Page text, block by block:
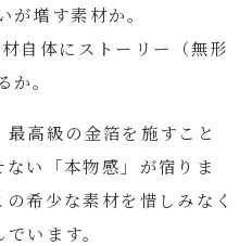
が増す素材か。
自体にストーリー（無形
。
高級の金箔を施すこと
い「本物感」が宿りま
希少な素材を惜しみなく
います。